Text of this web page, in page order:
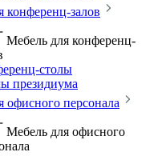
конференц-залов
Мебель для конференц-
столы
президиума
офисного персонала
Мебель для офисного